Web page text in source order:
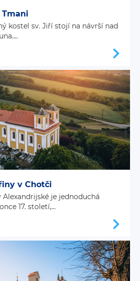
kostel sv. Jiří stojí na návrší nad
v Chotči
Alexandrijské je jednoduchá
17. století,...